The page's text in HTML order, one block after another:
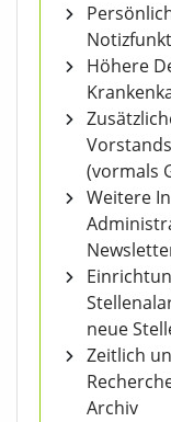
Höhere
(vormals
Weitere
neue
Zeitlich
Archiv